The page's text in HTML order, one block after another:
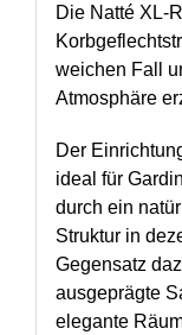
Die Natté XL-
weichen Fall
Atmosphäre
Der
ideal für
durch ein
Struktur in
Gegensatz
ausgeprägte
elegante